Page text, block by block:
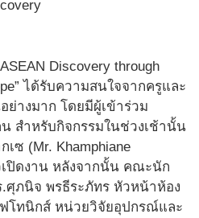
Discovery through
ได้รับความสนใจจากครูและ
ย่างมาก โดยมีผู้เข้าร่วม
สำหรับกิจกรรมในช่วงเช้านั้น
ซ (Mr. Khamphiane
เปิดงาน หลังจากนั้น คณะนัก
ศุภนิจ พรธีระภัทร หัวหน้าห้อง
โทนิกส์ หน่วยวิจัยอุปกรณ์และ